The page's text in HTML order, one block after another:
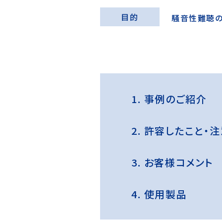
目的 騒音性難聴
1. 事例のご紹介
2. 許容したこと・
3. お客様コメント
4. 使用製品